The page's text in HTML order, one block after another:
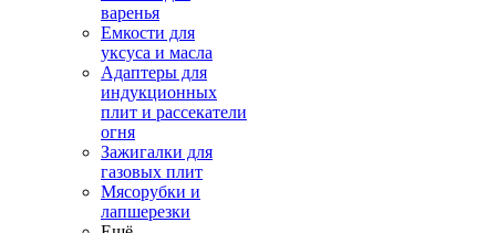
варенья
Емкости для
уксуса и масла
Адаптеры для
индукционных
плит и рассекатели
огня
Зажигалки для
газовых плит
Мясорубки и
лапшерезки